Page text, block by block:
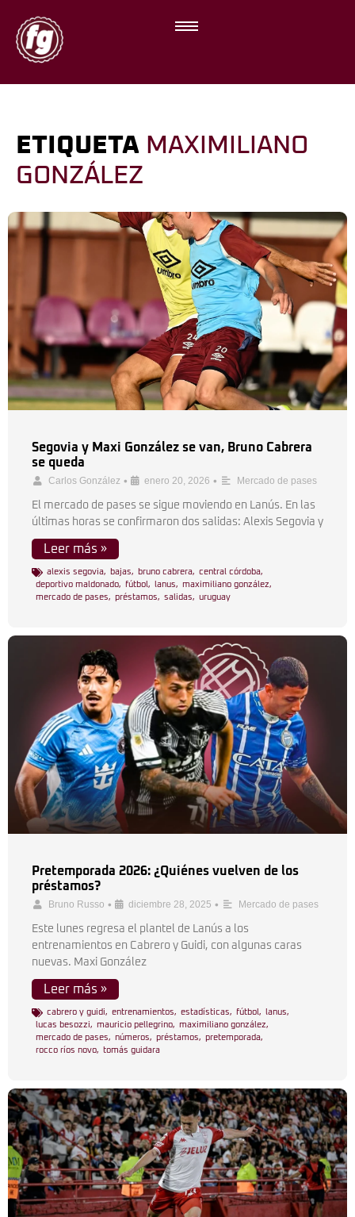
ETIQUETA MAXIMILIANO
GONZÁLEZ
Segovia y Maxi González se van, Bruno Cabrera
se queda
Carlos González • enero 20, 2026 • Mercado de pases
El mercado de pases se sigue moviendo en Lanús. En las
últimas horas se confirmaron dos salidas: Alexis Segovia y
Leer más »
alexis segovia, bajas, bruno cabrera, central córdoba,
deportivo maldonado, fútbol , lanus, maximiliano gonzález,
mercado de pases, préstamos, salidas, uruguay
Pretemporada 2026: ¿Quiénes vuelven de los
préstamos?
Bruno Russo • diciembre 28, 2025 • Mercado de pases
Este lunes regresa el plantel de Lanús a los
entrenamientos en Cabrero y Guidi, con algunas caras
nuevas. Maxi González
Leer más »
cabrero y guidi, entrenamientos, estadísticas, fútbol , lanus,
lucas besozzi, mauricio pellegrino, maximiliano gonzález,
mercado de pases, números, préstamos, pretemporada,
rocco ríos novo, tomás guidara